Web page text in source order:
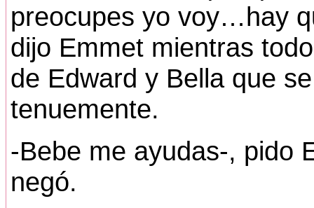
preocupes yo voy…hay
dijo Emmet mientras
de Edward y Bella que
tenuemente.
-Bebe me ayudas-, pido
negó.